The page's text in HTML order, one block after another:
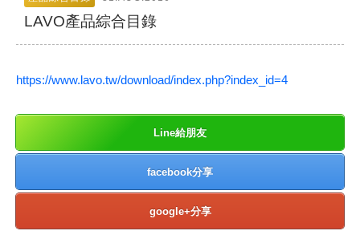
LAVO產品綜合目錄
https://www.lavo.tw/download/index.php?index_id=4
Line給朋友
facebook分享
google+分享